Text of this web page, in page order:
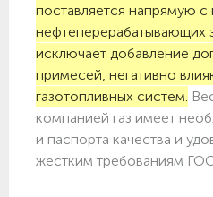
поставляется напрямую с
нефтеперерабатывающих
исключает добавление
примесей, негативно
газотопливных систем.
компанией газ имеет
и паспорта качества и
жестким требованиям